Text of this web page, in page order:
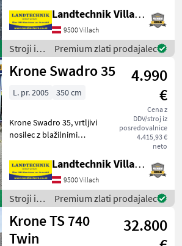
od 6, 8 m do 7, 6 m, 2 x 13
ročajev z zobmi, 8 ročajev z
vilicami, ki se lahko
odklopijo, p
Landtechnik Villach GmbH
9500 Villach
Stroji in
oprema
za žetev
spravilo
Premium zlati prodajalec
Krone Swadro 35
4.990
€
Cena z
DDV/stroj iz
posredovalnice
4.415,93 €
neto
L. pr. 2005 350 cm
Krone Swadro 35, vrtljivi
nosilec z blažilnimi
zložljiva zunanja roka,
centralno nastavljanje
višine, kardanska gred,
takoj na voljo. Za doda
Landtechnik Villach GmbH
9500 Villach
Stroji in
oprema
za žetev
in
Premium zlati prodajalec
Krone TS 740
Twin
32.800